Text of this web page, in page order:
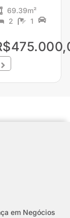
69.39m²
2
1
em Negócios